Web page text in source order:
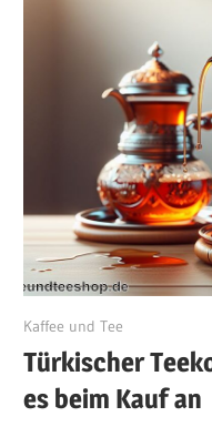
August 6, 2024
Kaffee und Tee
Türkischer
es beim Kauf an